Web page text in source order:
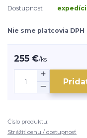
Dostupnosť
Nie sme platcovia DPH
255 €/ks
Číslo produktu:
Strážiť cenu / dostupnosť